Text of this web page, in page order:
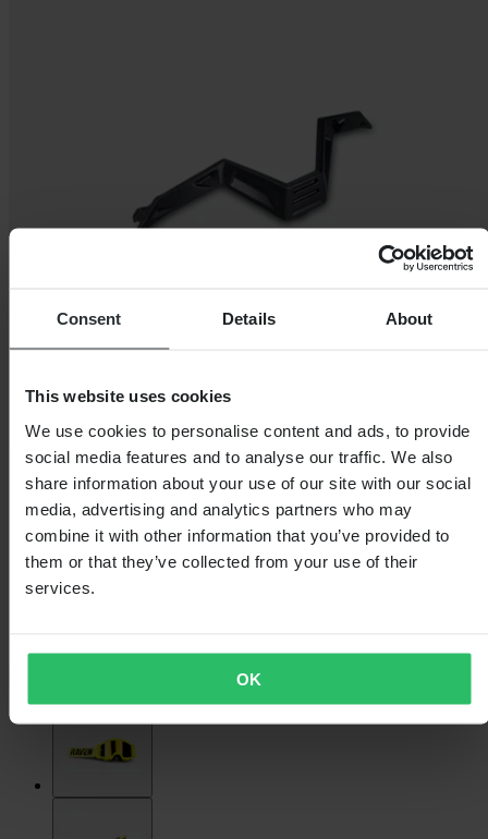
Consent Details About
This website uses cookies
We use cookies to personalise content and ads, to provide
social media features and to analyse our traffic. We also
share information about your use of our site with our social
media, advertising and analytics partners who may
combine it with other information that you’ve provided to
them or that they’ve collected from your use of their
services.
OK